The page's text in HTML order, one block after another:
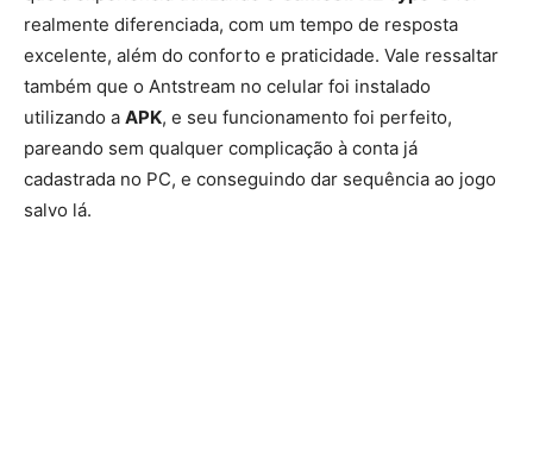
realmente diferenciada, com um tempo de resposta
excelente, além do conforto e praticidade. Vale ressaltar
também que o Antstream no celular foi instalado
utilizando a APK, e seu funcionamento foi perfeito,
pareando sem qualquer complicação à conta já
cadastrada no PC, e conseguindo dar sequência ao jogo
salvo lá.